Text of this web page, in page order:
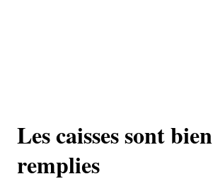
Les caisses sont bien
remplies